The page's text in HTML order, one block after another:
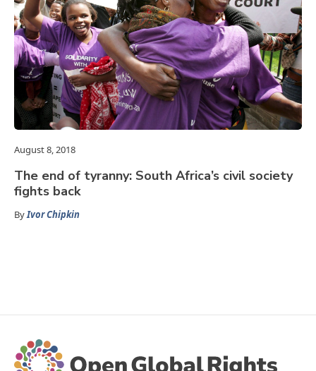
August 8, 2018
The end of tyranny: South Africa’s civil society
fights back
ByIvor Chipkin